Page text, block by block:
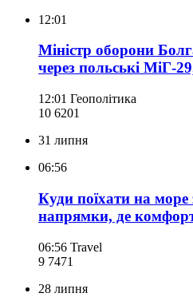
12:01
Міністр оборони
через польські МіГ-
12:01 Геополітика
10 6201
31 липня
06:56
Куди поїхати на море
напрямки, де
06:56 Travel
9 7471
28 липня